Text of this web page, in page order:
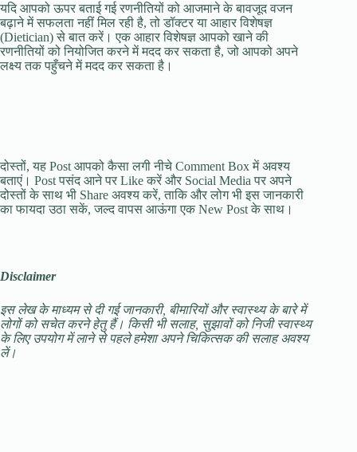
यदि आपको ऊपर बताई गई रणनीतियों को आजमाने के बावजूद वजन
बढ़ाने में सफलता नहीं मिल रही है, तो डॉक्टर या आहार विशेषज्ञ
(Dietician) से बात करें। एक आहार विशेषज्ञ आपको खाने की
रणनीतियों को नियोजित करने में मदद कर सकता है, जो आपको अपने
लक्ष्य तक पहुँचने में मदद कर सकता है।
दोस्तों, यह Post आपको कैसा लगी नीचे Comment Box में अवश्य
बताएं। Post पसंद आने पर Like करें और Social Media पर अपने
दोस्तों के साथ भी Share अवश्य करें, ताकि और लोग भी इस जानकारी
का फायदा उठा सकें, जल्द वापस आऊंगा एक New Post के साथ।
Disclaimer
इस लेख के माध्यम से दी गई जानकारी, बीमारियों और स्वास्थ्य के बारे में
लोगों को सचेत करने हेतु हैं। किसी भी सलाह, सुझावों को निजी स्वास्थ्य
के लिए उपयोग में लाने से पहले हमेशा अपने चिकित्सक की सलाह अवश्य
लें।